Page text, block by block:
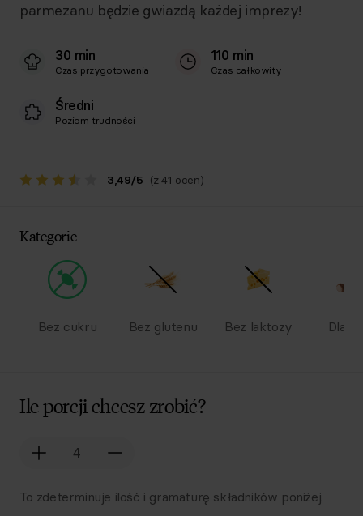
parmezanu będzie gwiazdą każdej imprezy!
30 min
Czas przygotowania
110 min
Czas całkowity
Średni
Poziom trudności
3,49/5 (z 41 ocen)
Kategorie
Bez cukru Bez glutenu Bez laktozy Dla
Ile porcji chcesz zrobić?
To zdeterminuje ilość i gramaturę składników poniżej.